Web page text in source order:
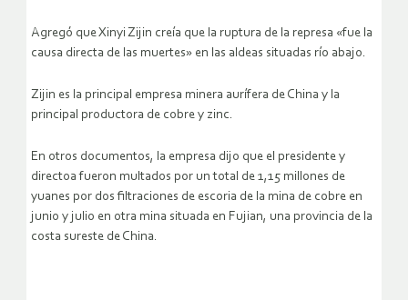
Agregó que Xinyi Zijin creía que la ruptura de la represa «fue la
causa directa de las muertes» en las aldeas situadas río abajo.
Zijin es la principal empresa minera aurífera de China y la
principal productora de cobre y zinc.
En otros documentos, la empresa dijo que el presidente y
directoa fueron multados por un total de 1,15 millones de
yuanes por dos filtraciones de escoria de la mina de cobre en
junio y julio en otra mina situada en Fujian, una provincia de la
costa sureste de China.